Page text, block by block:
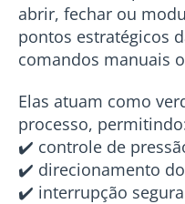
abrir, fechar ou
pontos estratégicos
comandos manuais
Elas atuam como
processo,
✔️ controle de
✔️ direcionamento
✔️ interrupção